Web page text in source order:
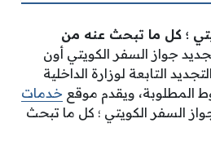
؛ كل ما تبحث عنه من
جواز السفر الكويتي أون
التابعة لوزارة الداخلية
المطلوبة، ويقدم موقع خدمات
السفر الكويتي ؛ كل ما تبحث